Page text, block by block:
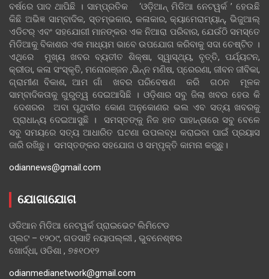
ବର୍ଷରେ ପାଦ ଥାପିଛି । ସାମ୍ପ୍ରତିକ ‘ଓଡ଼ିଆନ୍‍ ମିଡିଆ ନେଟୱର୍କ ’ ହେଉଛି
କିଛି ଅଭିଜ୍ଞ ସାମ୍ବାଦିକ, ସ୍ତମ୍ଭକାର, କଳାକାର, କ୍ୟାମେରାମ୍ୟାନ୍, ଭିଜୁଆଲ୍
ଏଡିଟର୍ ଏବଂ ସହଯୋଗୀ ମାନଙ୍କର ଏକ ନିଆରା ପରିବାର, ଯେଉଁଠି ସମସ୍ତେ
ମିଡିଆକୁ ବିକାଶର ଏକ ମାଧ୍ୟମ ଭାବେ ଉପଯୋଗ କରିବାକୁ ସଦା ଚେଷ୍ଟିତ ।
ଏଥିରେ ମୁଖ୍ୟ ଖବର ବ୍ୟତୀତ ଶିକ୍ଷା, ସ୍ୱାସ୍ଥ୍ୟ, ବୃତ୍ତି, ପର୍ଯ୍ୟଟନ,
କ୍ରୀଡା, କଳା ସଂସ୍କୃତି, ମନୋରଞ୍ଜନ ,ଭିନ୍ନ ମଣିଷ, ପ୍ରେରଣା, ଜୀବନ ଜୀବିକା,
ଗ୍ରାମୀଣ ବିକାଶ, ଆମ ଗାଁ ଖବର ପରିବେଷଣ କରି ଗଠନ ମୂଳକ
ସାମ୍ବାଦିକତାକୁ ଗୁରୁତ୍ୱ ଦେଇଆସିଛି । ଓଡ଼ିଶାର ସବୁ ଜିଲା ଖବର ହେଉ କି
ଦେଶରର ଅବା ପୃଥିବୀର କୋଣ ଅନୁକୋଣର ଭଲ ଏବ ସତ୍ୟ ଖବରକୁ
ପ୍ରାଧାନ୍ୟ ଦେଇଆସୁଛି । ସମସ୍ତଙ୍କୁ ନିଜ ହାତ ପାହାନ୍ତାରେ ସବୁ ବେଳେ
ସବୁ ସମୟରେ ସତ୍ୟ ଆଧାରିତ ଘଟଣା ଉପଲବ୍ଧ କରାଇବା ପାଇଁ ପ୍ରୟାସ
ଜାରି ରଖିଛୁ। ସମସ୍ତଙ୍କର ସହଯୋଗ ଓ ସମ୍ପୃକ୍ତି କାମନା କରୁଛୁ।
odiannews@gmail.com
ଯୋଗାଯୋଗ
ଓଡିଆନ ମିଡିଆ ନେଟୱର୍କ ପ୍ରାଇଭେଟ ଲିମିଟେଡ
ପ୍ଲଟ – ୧୨୦୯, ଗଡସାହି ନୟାପଲ୍ଲୀ , ଭୁବନେଶ୍ଵର
ଖୋର୍ଦ୍ଧା, ଓଡିଶା , ୭୫୧୦୧୨
odianmedianetwork@gmail.com